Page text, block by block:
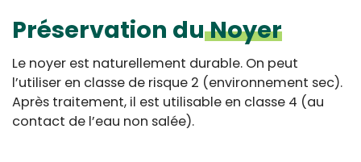
Préservation duNoyer
Le noyer est naturellement durable. On peut
l’utiliser en classe de risque 2 (environnement sec).
Après traitement, il est utilisable en classe 4 (au
contact de l’eau non salée).